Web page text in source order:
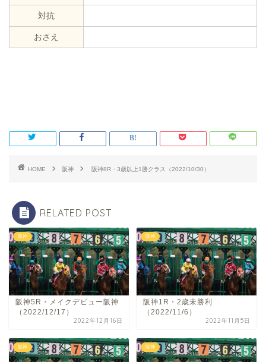
対抗
おさえ
HOME 阪神 阪神8R・3歳以上1勝クラス（2022/10/30）
RELATED POST
阪神
阪神5R・メイクデビュー阪神
（2022/12/17）
2022年12月16日
阪神
阪神1R・2歳未勝利
（2022/11/6）
2022年11月5日
阪神 阪神